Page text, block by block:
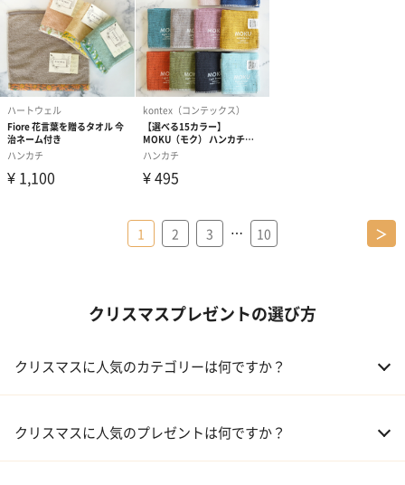
1 2 3 … 10 ＞
クリスマスプレゼントの選び方
クリスマスに人気のカテゴリーは何ですか？
02 ファッション小物
クリスマスに人気のプレゼントは何ですか？